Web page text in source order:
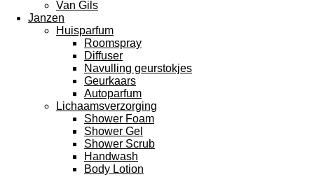
Van Gils
Janzen
Huisparfum
Roomspray
Diffuser
Navulling geurstokjes
Geurkaars
Autoparfum
Lichaamsverzorging
Shower Foam
Shower Gel
Shower Scrub
Handwash
Body Lotion